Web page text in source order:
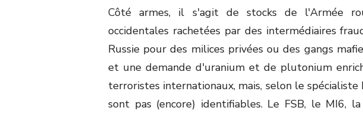
Côté armes, il s'agit de stocks de l'Armée
occidentales rachetées par des intermédiaires
Russie pour des milices privées ou des gangs
et une demande d'uranium et de plutonium
terroristes internationaux, mais, selon le spécialiste
sont pas (encore) identifiables. Le FSB, le MI6,